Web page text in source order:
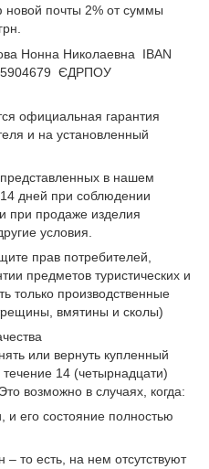
почты 2% от суммы
Нонна Николаевна IBAN
ЄДРПОУ
официальная гарантия
и на установленный
в нашем
дней при соблюдении
при продаже изделия
условия.
прав потребителей,
предметов туристических и
только производственные
вмятины и сколы)
или вернуть купленный
14 (четырнадцати)
возможно в случаях, когда:
и его состояние полностью
то есть, на нем отсутствуют